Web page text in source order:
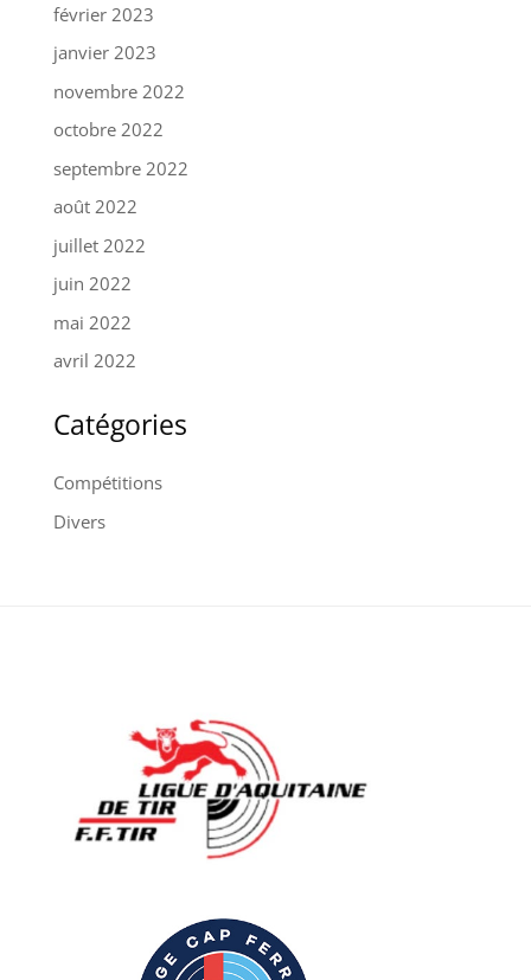
février 2023
janvier 2023
novembre 2022
octobre 2022
septembre 2022
août 2022
juillet 2022
juin 2022
mai 2022
avril 2022
Catégories
Compétitions
Divers